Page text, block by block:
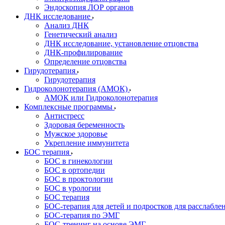
Эндоскопия ЛОР органов
ДНК исследование
Анализ ДНК
Генетический анализ
ДНК исследование, установление отцовства
ДНК-профилирование
Определение отцовства
Гирудотерапия
Гирудотерапия
Гидроколонотерапия (АМОК)
АМОК или Гидроколонотерапия
Комплексные программы
Антистресс
Здоровая беременность
Мужское здоровье
Укрепление иммунитета
БОС терапия
БОС в гинекологии
БОС в ортопедии
БОС в проктологии
БОС в урологии
БОС терапия
БОС-терапия для детей и подростков для
БОС-терапия по ЭМГ